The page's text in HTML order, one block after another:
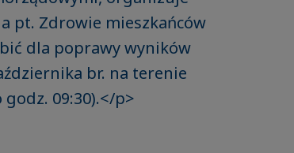
pt. Zdrowie mieszkańców
dla poprawy wyników
br. na terenie
09:30).</p>